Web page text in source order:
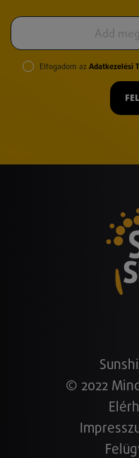
Elfogadom az Adatkezelési
© 2022